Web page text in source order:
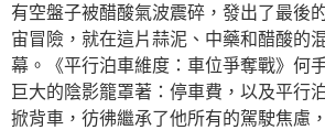
有空盤子被醋酸氣波震碎，發出了最後
宙冒險，就在這片蒜泥、中藥和醋酸的
幕。《平行泊車維度：車位爭奪戰》何
巨大的陰影籠罩著：停車費，以及平行
掀背車，彷彿繼承了他所有的駕駛焦慮